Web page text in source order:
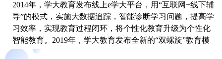
2014年，学大教育发布线上e学大平台，用“互联网+线下辅
导”的模式，实施大数据追踪，智能诊断学习问题，提高学
习效率，实现教育过程闭环，将个性化教育升级为个性化
智能教育。2019年，学大教育发布全新的“双螺旋”教育模
式，将以科技赋能个性化教育，全面开启智慧教育新时